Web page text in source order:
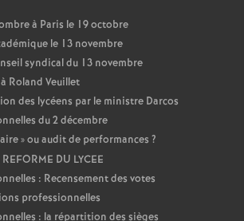
à Paris le 19 octobre
le 13 novembre
syndical du 13 novembre
Roland Veuillet
des lycéens par le ministre Darcos
du 2 décembre
» ou audit de performances ?
DU LYCEE
: Recensement des votes
professionnelles
: la répartition des sièges